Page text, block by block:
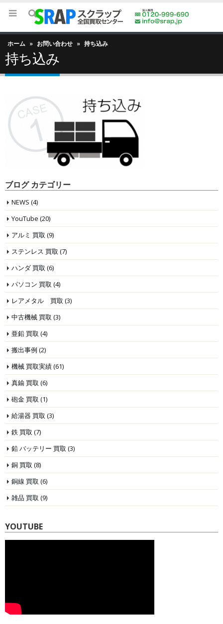
ホーム » お問い合わせ » 持ち込み
持ち込み
ブログ カテゴリー
NEWS (4)
YouTube (20)
アルミ 買取 (9)
ステンレス 買取 (7)
ハンダ 買取 (6)
パソコン 買取 (4)
レアメタル 買取 (3)
中古機械 買取 (3)
亜鉛 買取 (4)
搬出事例 (2)
機械 買取実績(61)
真鍮 買取 (6)
砲金 買取 (1)
給湯器 買取 (3)
鉄 買取 (7)
鉛 バッテリー 買取 (3)
銅 買取 (8)
銅線 買取 (6)
雑品 買取 (9)
YOUTUBE